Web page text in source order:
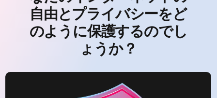
自由とプライバシーをど
のように保護するのでし
ょうか？